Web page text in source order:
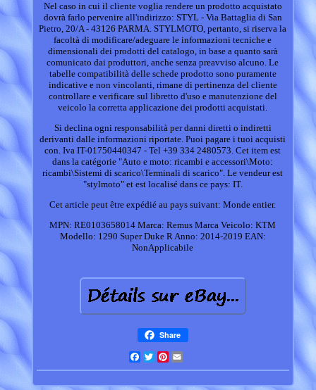
Nel caso in cui il cliente voglia rendere un prodotto acquistato
dovrà farlo pervenire all'indirizzo: STYL - Via Battaglia di San
Pietro, 20/A - 43126 PARMA. STYLMOTO, pertanto, si riserva la
facoltà di modificare/adeguare le informazioni tecniche e
dimensionali dei prodotti del catalogo, in base a quanto sarà
comunicato dai produttori, anche senza preavviso alcuno. Le
tabelle compatibilità delle schede prodotto sono puramente
indicative e non vincolanti, rimane di pertinenza del cliente
controllare e verificare sul libretto d'uso e manutenzione del
veicolo la corretta applicazione dei prodotti acquistati.
Si declina ogni responsabilità per danni diretti o indiretti
derivanti dalle informazioni riportate. Puoi pagare i tuoi acquisti
con. Iva IT-01750440347 - Tel +39 334 2480573. Cet item est
dans la catégorie "Auto e moto: ricambi e accessori\Moto:
ricambi\Sistemi di scarico\Terminali di scarico". Le vendeur est
"stylmoto" et est localisé dans ce pays: IT.
Cet article peut être expédié au pays suivant: Monde entier.
MPN: RE0103658014 Marca: Remus Marca Veicolo: KTM
Modello: 1290 Super Duke RAnno: 2014-2019 EAN:
NonApplicabile
Share
Facebook
TwitterPinterest